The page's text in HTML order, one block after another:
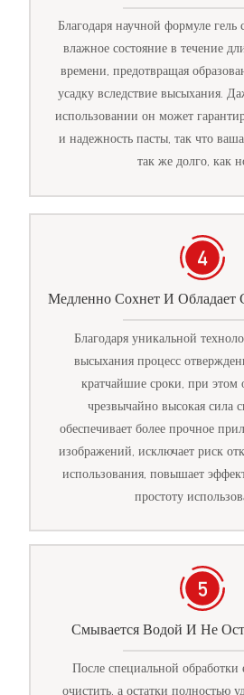
Благодаря научной формуле гель
влажное состояние в течение
времени, предотвращая
усадку вследствие высыхания.
использовании он может
и надежность пасты, так что
так же долго, как
Медленно Сохнет И Обладает
Благодаря уникальной
высыхания процесс
кратчайшие сроки, при этом
чрезвычайно высокая сила
обеспечивает более прочное
изображений, исключает риск
использования, повышает
простоту
Смывается Водой И Не
После специальной
очистить, а остатки полностью